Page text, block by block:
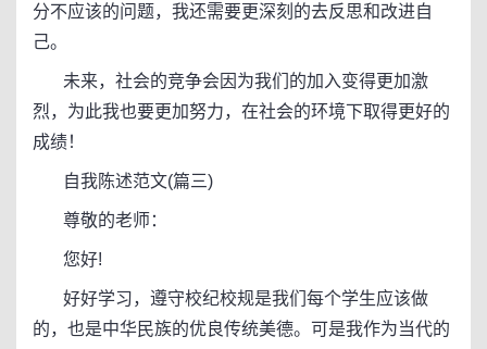
分不应该的问题，我还需要更深刻的去反思和改进自
己。
未来，社会的竞争会因为我们的加入变得更加激
烈，为此我也要更加努力，在社会的环境下取得更好的
成绩！
自我陈述范文(篇三)
尊敬的老师：
您好!
好好学习，遵守校纪校规是我们每个学生应该做
的，也是中华民族的优良传统美德。可是我作为当代的